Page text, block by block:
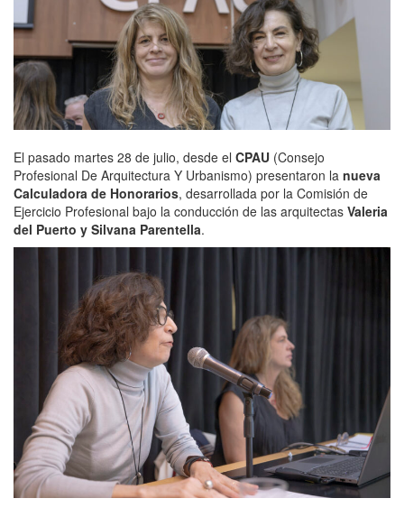
El pasado martes 28 de julio, desde el CPAU (Consejo
Profesional De Arquitectura Y Urbanismo) presentaron la nueva
Calculadora de Honorarios, desarrollada por la Comisión de
Ejercicio Profesional bajo la conducción de las arquitectas Valeria
del Puerto y Silvana Parentella.